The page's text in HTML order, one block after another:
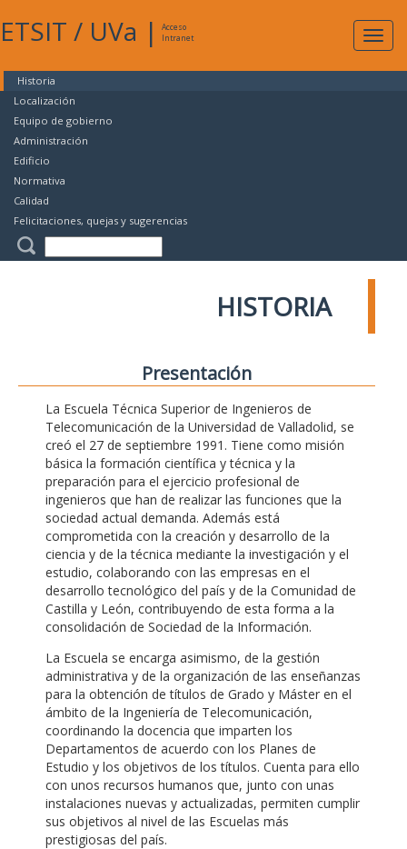
ETSIT / UVa |
Acceso
Intranet
Historia
Localización
Equipo de gobierno
Administración
Edificio
Normativa
Calidad
Felicitaciones, quejas y sugerencias
HISTORIA
Presentación
La Escuela Técnica Superior de Ingenieros de
Telecomunicación de la Universidad de Valladolid, se
creó el 27 de septiembre 1991. Tiene como misión
básica la formación científica y técnica y la
preparación para el ejercicio profesional de
ingenieros que han de realizar las funciones que la
sociedad actual demanda. Además está
comprometida con la creación y desarrollo de la
ciencia y de la técnica mediante la investigación y el
estudio, colaborando con las empresas en el
desarrollo tecnológico del país y de la Comunidad de
Castilla y León, contribuyendo de esta forma a la
consolidación de Sociedad de la Información.
La Escuela se encarga asimismo, de la gestión
administrativa y de la organización de las enseñanzas
para la obtención de títulos de Grado y Máster en el
ámbito de la Ingeniería de Telecomunicación,
coordinando la docencia que imparten los
Departamentos de acuerdo con los Planes de
Estudio y los objetivos de los títulos. Cuenta para ello
con unos recursos humanos que, junto con unas
instalaciones nuevas y actualizadas, permiten cumplir
sus objetivos al nivel de las Escuelas más
prestigiosas del país.